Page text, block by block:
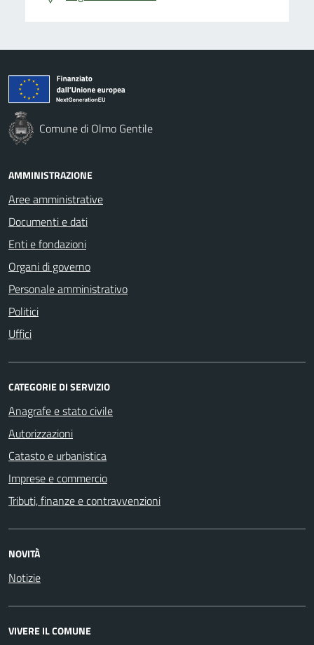
Comune di Olmo Gentile
AMMINISTRAZIONE
Aree amministrative
Documenti e dati
Enti e fondazioni
Organi di governo
Personale amministrativo
Politici
Uffici
CATEGORIE DI SERVIZIO
Anagrafe e stato civile
Autorizzazioni
Catasto e urbanistica
Imprese e commercio
Tributi, finanze e contravvenzioni
NOVITÀ
Notizie
VIVERE IL COMUNE